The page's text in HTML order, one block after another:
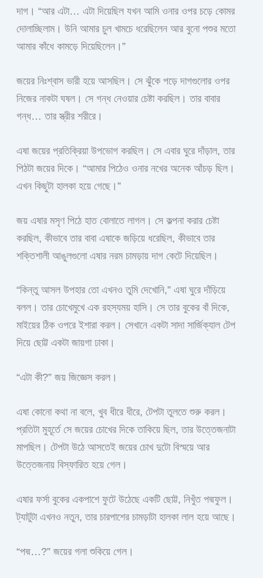
দাগ। “আর এটা… এটা দিয়েছিল যখন আমি ওনার ওপর চড়ে কোমর
দোলাচ্ছিলাম। উনি আমার চুল খামচে ধরেছিলেন আর বুনো পশুর মতো
আমার কাঁধে কামড়ে দিয়েছিলেন।”
জয়ের নিঃশ্বাস ভারী হয়ে আসছিল। সে ঝুঁকে পড়ে দাগগুলোর ওপর
নিজের নাকটা ঘষল। সে গন্ধ নেওয়ার চেষ্টা করছিল। তার বাবার
গন্ধ… তার স্ত্রীর শরীরে।
এষা জয়ের প্রতিক্রিয়া উপভোগ করছিল। সে এবার ঘুরে দাঁড়াল, তার
পিঠটা জয়ের দিকে। “আমার পিঠেও ওনার নখের অনেক আঁচড় ছিল।
এখন কিছুটা হালকা হয়ে গেছে।”
জয় এষার মসৃণ পিঠে হাত বোলাতে লাগল। সে কল্পনা করার চেষ্টা
করছিল, কীভাবে তার বাবা এষাকে জড়িয়ে ধরেছিল, কীভাবে তার
শক্তিশালী আঙুলগুলো এষার নরম চামড়ায় দাগ কেটে দিয়েছিল।
“কিন্তু আসল উপহার তো এখনও তুমি দেখোনি,” এষা ঘুরে দাঁড়িয়ে
বলল। তার চোখেমুখে এক রহস্যময় হাসি। সে তার বুকের বাঁ দিকে,
মাইয়ের ঠিক ওপরে ইশারা করল। সেখানে একটা সাদা সার্জিক্যাল টেপ
দিয়ে ছোট্ট একটা জায়গা ঢাকা।
“এটা কী?” জয় জিজ্ঞেস করল।
এষা কোনো কথা না বলে, খুব ধীরে ধীরে, টেপটা তুলতে শুরু করল।
প্রতিটা মুহূর্তে সে জয়ের চোখের দিকে তাকিয়ে ছিল, তার উত্তেজনাটা
মাপছিল। টেপটা উঠে আসতেই জয়ের চোখ দুটো বিস্ময়ে আর
উত্তেজনায় বিস্ফারিত হয়ে গেল।
এষার ফর্সা বুকের একপাশে ফুটে উঠেছে একটি ছোট্ট, নিখুঁত পদ্মফুল।
ট্যাটুটা এখনও নতুন, তার চারপাশের চামড়াটা হালকা লাল হয়ে আছে।
“পদ্ম…?” জয়ের গলা শুকিয়ে গেল।